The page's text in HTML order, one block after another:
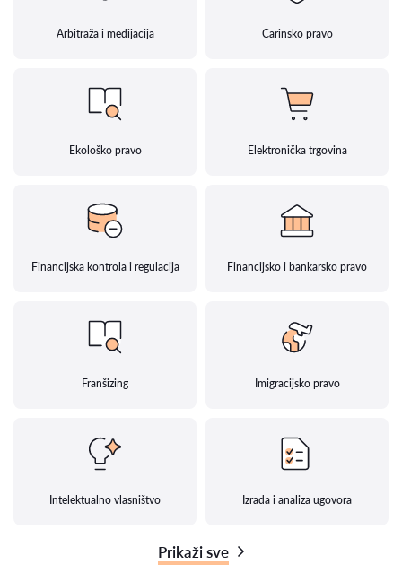
Arbitraža i medijacija Carinsko pravo
Ekološko pravo Elektronička trgovina
Financijska kontrola i regulacija Financijsko i bankarsko pravo
Franšizing Imigracijsko pravo
Intelektualno vlasništvo Izrada i analiza ugovora
Prikaži sve